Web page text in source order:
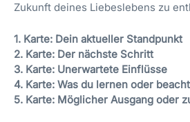
Zukunft deines Liebeslebens zu
1. Karte: Dein aktueller Standpunkt
2. Karte: Der nächste Schritt
3. Karte: Unerwartete Einflüsse
4. Karte: Was du lernen oder
5. Karte: Möglicher Ausgang oder